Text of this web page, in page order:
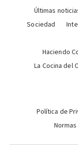
Últimas
Sociedad
Haciendo
La Cocina del
Política de